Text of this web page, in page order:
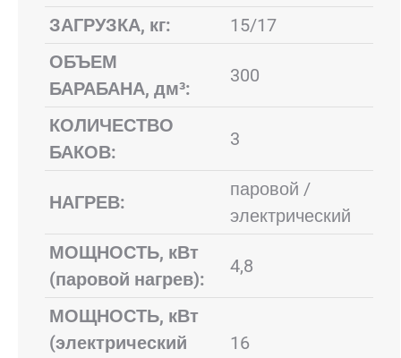
ЗАГРУЗКА, кг:
15/17
ОБЪЕМ
БАРАБАНА, дм³:
300
КОЛИЧЕСТВО
БАКОВ:
3
НАГРЕВ:
паровой /
электрический
МОЩНОСТЬ, кВт
(паровой нагрев):
4,8
МОЩНОСТЬ, кВт
(электрический
16